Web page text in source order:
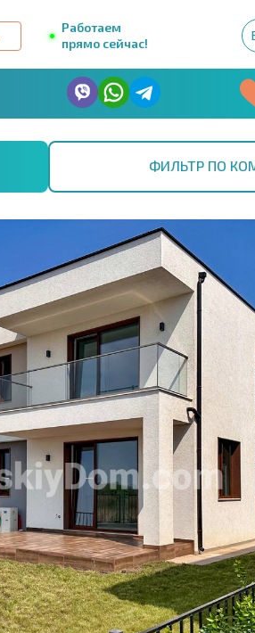
Работаем
прямо сейчас!
ФИЛЬТР ПО